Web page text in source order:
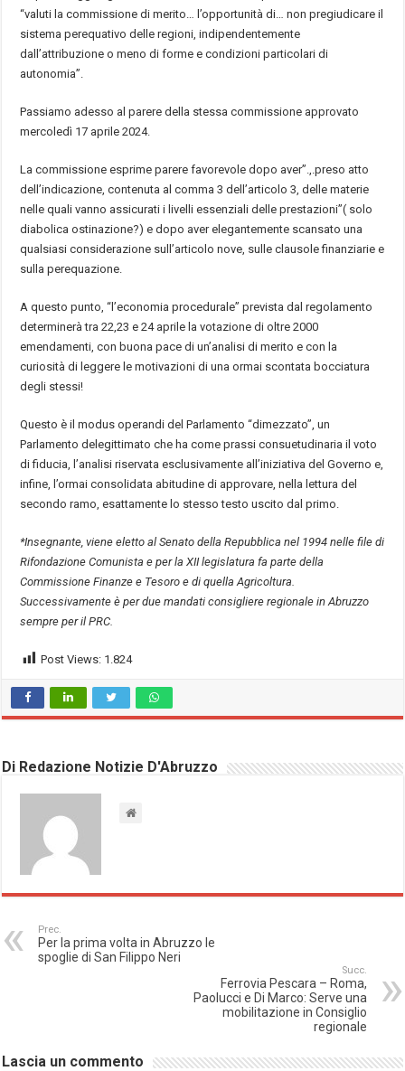
“valuti la commissione di merito
l’opportunitàdi …non pregiudicare il
sistema perequativo delle regioni, indipendentemente
dall’attribuzione o meno di forme e condizioni particolari di
autonomia”
Passiamo adesso al parere della stessa commissione approvato
mercoledì 17 aprile 2024.
La commissione esprime parere favorevole dopo aver” .,.preso atto
dell’indicazione, contenuta al comma 3 dell’articolo 3, delle materie
nelle quali vanno assicurati i livelli essenziali delle prestazioni”( solo
diabolica ostinazione?) e dopo aver elegantemente scansato una
qualsiasi considerazione sull’articolo nove, sulle clausole finanziarie e
sulla perequazione.
A questo punto, “l’economia procedurale” prevista dal regolamento
determineràtra 22,23 e 24 aprile la votazione di oltre 2000
emendamenti, con buona pace di un’analisi di merito e con la
curiositàdi leggere le motivazioni di una ormai scontata bocciatura
degli stessi!
Questoèil modus operandi del Parlamento“dimezzato” , un
Parlamento delegittimato che ha come prassi consuetudinaria il voto
di fiducia, l’analisi riservata esclusivamente all’iniziativa del Governo e,
infine, l’ormai consolidata abitudine di approvare, nella lettura del
secondo ramo, esattamente lo stesso testo uscito dal primo.
*Insegnante, viene eletto al Senato della Repubblica nel 1994 nelle file di
Rifondazione Comunista e per la XII legislatura fa parte della
Commissione Finanze e Tesoro e di quella Agricoltura.
Successivamente è per due mandati consigliere regionale in Abruzzo
sempre per il PRC.
Post Views: 1.824
Di Redazione Notizie D'Abruzzo
Prec.
Per la prima volta in Abruzzo le
spoglie di San Filippo Neri
Succ.
Ferrovia Pescara – Roma,
Paolucci e Di Marco: Serve una
mobilitazione in Consiglio
regionale
Lascia un commento